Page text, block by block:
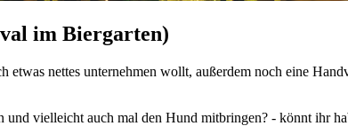
im Biergarten)
nettes unternehmen wollt, außerdem noch eine
und vielleicht auch mal den Hund mitbringen? - könnt ihr